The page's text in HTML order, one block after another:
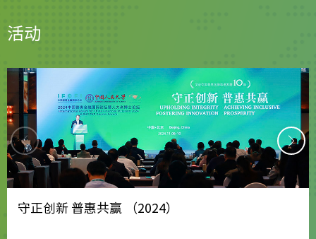
活动
守正创新 普惠共赢 （2024）